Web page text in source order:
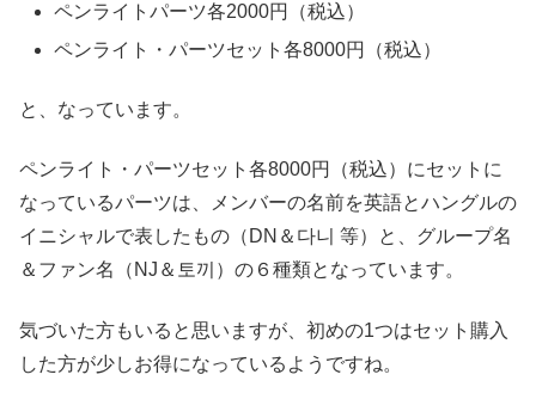
ペンライトパーツ各2000円（税込）
ペンライト・パーツセット各8000円（税込）
と、なっています。
ペンライト・パーツセット各8000円（税込）にセットに
なっているパーツは、メンバーの名前を英語とハングルの
イニシャルで表したもの（DN＆다니 等）と、グループ名
＆ファン名（NJ＆토끼）の６種類となっています。
気づいた方もいると思いますが、初めの1つはセット購入
した方が少しお得になっているようですね。